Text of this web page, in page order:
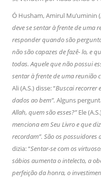
Ó Husham, Amirul Mu’uminin
deve se sentar à frente de uma
responder quando são
não são capazes de fazê- lo, e
todas. Aquele que não possui
sentar à frente de uma reunião
Ali (A.S.) disse: “Buscai recorrer
dados ao bem”. Alguns
Allah, quem são esses?”Ele
menciona em Seu Livro e que
recordam”. São os possuidores
dizia: “Sentar-se com os
sábios aumenta o intelecto, a
perfeição da honra, o